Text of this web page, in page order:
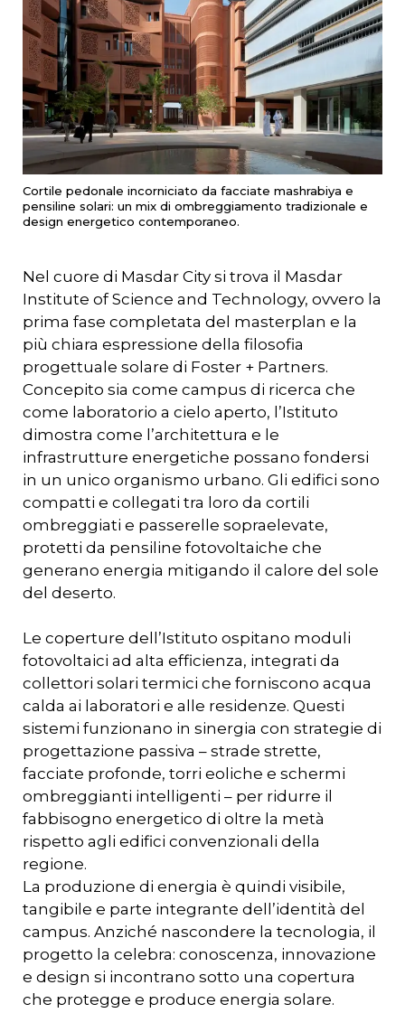
Cortile pedonale incorniciato da facciate mashrabiya e
pensiline solari: un mix di ombreggiamento tradizionale e
design energetico contemporaneo.
Nel cuore di Masdar City si trova il Masdar
Institute of Science and Technology, ovvero la
prima fase completata del masterplan e la
più chiara espressione della filosofia
progettuale solare di Foster + Partners.
Concepito sia come campus di ricerca che
come laboratorio a cielo aperto, l’Istituto
dimostra come l’architettura e le
infrastrutture energetiche possano fondersi
in un unico organismo urbano. Gli edifici sono
compatti e collegati tra loro da cortili
ombreggiati e passerelle sopraelevate,
protetti da pensiline fotovoltaiche che
generano energia mitigando il calore del sole
del deserto.
Le coperture dell’Istituto ospitano moduli
fotovoltaici ad alta efficienza, integrati da
collettori solari termici che forniscono acqua
calda ai laboratori e alle residenze. Questi
sistemi funzionano in sinergia con strategie di
progettazione passiva – strade strette,
facciate profonde, torri eoliche e schermi
ombreggianti intelligenti – per ridurre il
fabbisogno energetico di oltre la metà
rispetto agli edifici convenzionali della
regione.
La produzione di energia è quindi visibile,
tangibile e parte integrante dell’identità del
campus. Anziché nascondere la tecnologia, il
progetto la celebra: conoscenza, innovazione
e design si incontrano sotto una copertura
che protegge e produce energia solare.